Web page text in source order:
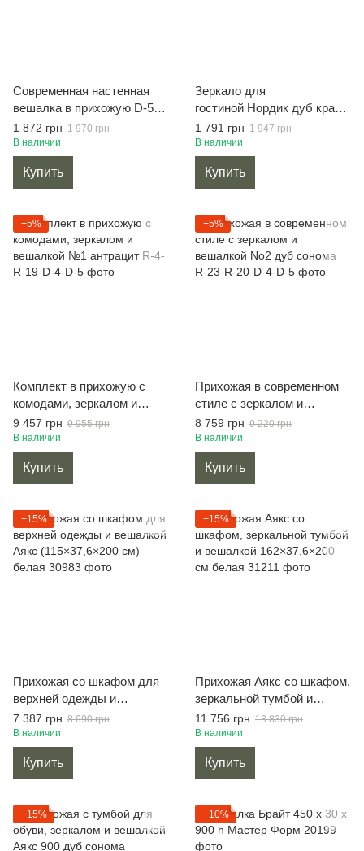
Современная настенная
вешалка в прихожую D-5
белая
1 872 грн 1 970 грн
В наличии
Купить
Зеркало для
гостиной Нордик дуб крафт
золотой/белый
1 791 грн 1 947 грн
В наличии
Купить
−5%
Комплект в прихожую с
комодами, зеркалом и
вешалкой №1 антрацит
9 457 грн 9 955 грн
В наличии
Купить
−5%
Прихожая в современном
стиле с зеркалом и
вешалкой No2 дуб сонома
8 759 грн 9 220 грн
В наличии
Купить
−15%
Прихожая со шкафом для
верхней одежды и
вешалкой Аякс
(115×37,6×200 см) белая
7 387 грн 8 690 грн
В наличии
Купить
−15%
Прихожая Аякс со шкафом,
зеркальной тумбой и
вешалкой 162×37,6×200 см
белая
11 756 грн 13 830 грн
В наличии
Купить
−15% −10%